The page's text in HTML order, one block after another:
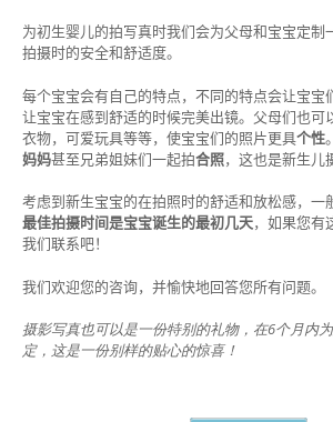
为初生婴儿的拍写真时我们会为父母和宝宝定制
拍摄时的安全和舒适度。
每个宝宝会有自己的特点，不同的特点会让宝宝
让宝宝在感到舒适的时候完美出镜。父母们也可
衣物，可爱玩具等等，使宝宝们的照片更具个性
妈妈甚至兄弟姐妹们一起拍合照，这也是新生儿
考虑到新生宝宝的在拍照时的舒适和放松感，一
最佳拍摄时间是宝宝诞生的最初几天，如果您有
我们联系吧！
我们欢迎您的咨询，并愉快地回答您所有问题。
摄影写真也可以是一份特别的礼物，在6个月内
定，这是一份别样的贴心的惊喜！